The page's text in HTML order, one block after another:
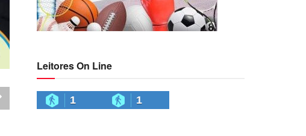
Leitores On Line
1 1